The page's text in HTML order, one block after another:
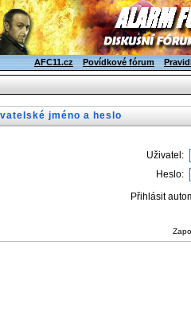
AFC11.cz Povídkové fórum
jméno a heslo
Uživatel:
Heslo:
Přihlásit